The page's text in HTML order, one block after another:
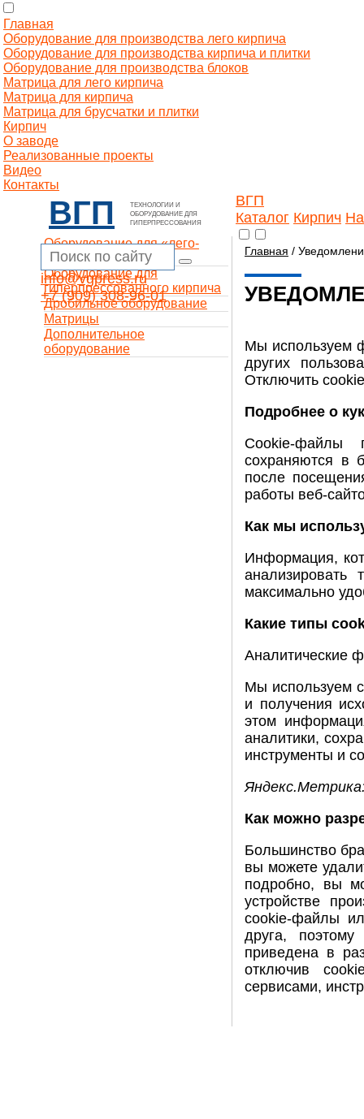
Главная
Оборудование для производства лего кирпича
Оборудование для производства кирпича и плитки
Оборудование для производства блоков
Матрица для лего кирпича
Матрица для кирпича
Матрица для брусчатки и плитки
Кирпич
О заводе
Реализованные проекты
Видео
Контакты
ВГП
ТЕХНОЛОГИИ И
ОБОРУДОВАНИЕ ДЛЯ
ГИПЕРПРЕССОВАНИЯ
ВГП
Каталог Кирпич
info@vgpress.ru
+7 (909) 308-96-01
Оборудование для «лего-
кирпича»
Оборудование для
гиперпрессованного кирпича
Дробильное оборудование
Матрицы
Дополнительное
оборудование
Главная /
Мы используем
других
Отключить
Подробнее о
Cookie-файлы
сохраняются в
после
работы веб-
Как мы
Информация,
максимально
Какие типы
Аналитические
Мы используем
и получения
этом
аналитики,
инструменты и
Как можно
Большинство
вы можете
подробно, вы
устройстве
cookie-файлы
друга,
приведена в
отключив
сервисами,